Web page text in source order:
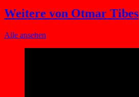
Weitere von Otmar Tibes
Alle ansehen